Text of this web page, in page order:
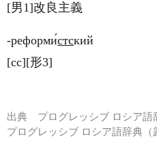
[男1]改良主義
‐реформи́стский
[сс][形3]
出典 プログレッシブ ロシア語
プログレッシブ ロシア語辞典